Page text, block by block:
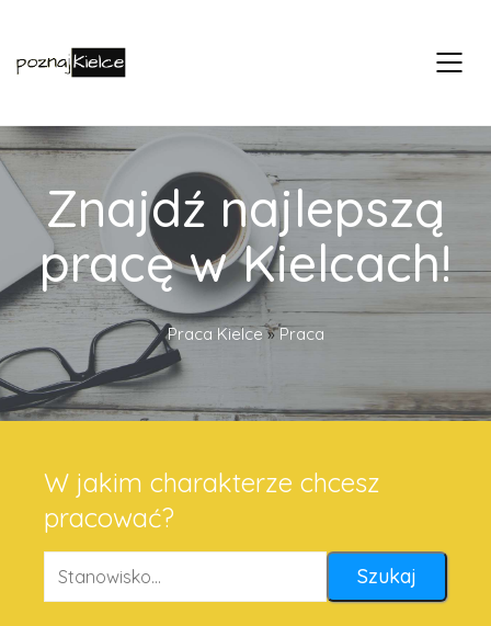
Znajdź najlepszą
pracę w Kielcach!
Praca Kielce»Praca
W jakim charakterze chcesz
pracować?